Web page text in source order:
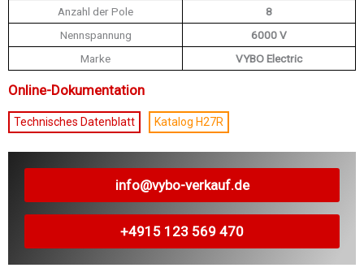
Anzahl der Pole
8
Nennspannung
6000 V
Marke
VYBO Electric
Online-Dokumentation
Technisches Datenblatt Katalog H27R
info@vybo-verkauf.de
+4915 123 569 470